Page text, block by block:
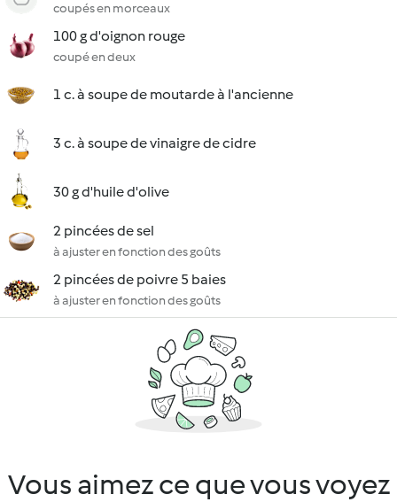
coupés en morceaux
100 g d'oignon rouge
coupé en deux
1 c. à soupe de moutarde à l'ancienne
3 c. à soupe de vinaigre de cidre
30 g d'huile d'olive
2 pincées de sel
à ajuster en fonction des goûts
2 pincées de poivre 5 baies
à ajuster en fonction des goûts
Vous aimez ce que vous voyez